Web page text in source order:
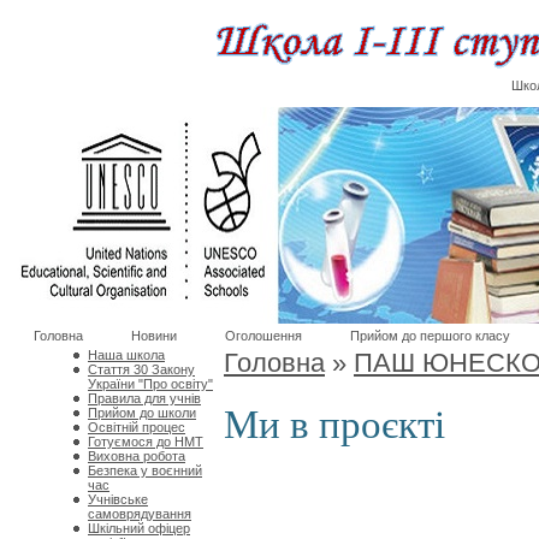
Головна Новини Оголошення
Прийом до першого класу
Наша школа
Стаття 30 Закону
України "Про освіту"
Правила для учнів
Прийом до школи
Освітній процес
Готуємося до НМТ
Виховна робота
Безпека у воєнний
час
Учнівське
самоврядування
Шкільний офіцер
Головна» ПАШ
Ми в проєкті